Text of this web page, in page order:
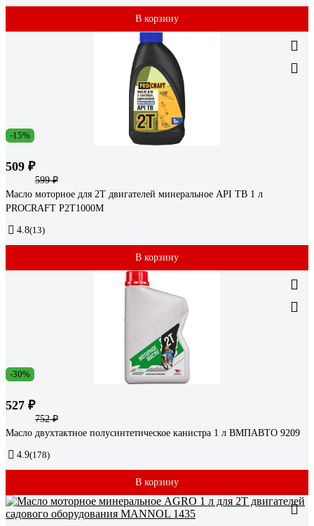
В корзину
-15%
509 ₽
599 ₽
Масло моторное для 2Т двигателей минеральное API TB 1 л
PROCRAFT P2T1000M
4.8(13)
В корзину
-30%
527 ₽
752 ₽
Масло двухтактное полусинтетическое канистра 1 л ВМПАВТО 9209
4.9(178)
В корзину